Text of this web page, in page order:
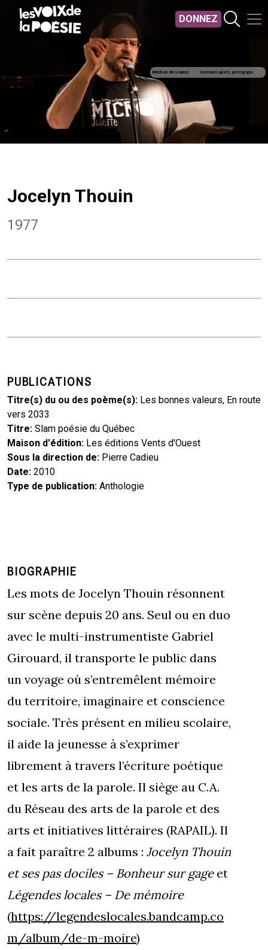
Aller au contenu principal
DONNEZ
Jocelyn Thouin
1977
Mention de source Normand Laporte, photographe
BIOGRAPHIE
Les mots de Jocelyn Thouin résonnent
sur scène depuis 20 ans. Seul ou en duo
avec le multi-instrumentiste Gabriel
Girouard, il transporte le public dans
un voyage où s’entremêlent mémoire
du territoire, imaginaire et conscience
sociale. Très présent en milieu scolaire,
il aide la jeunesse à s’exprimer
librement à travers l’écriture poétique
et les arts de la parole. Il siège au C.A.
du Réseau des arts de la parole et des
arts et initiatives littéraires (RAPAIL). Il
a fait paraître 2 albums : Jocelyn Thouin
et ses pas dociles – Bonheur sur gageet
Légendes locales – De mémoire
(https://legendeslocales.bandcamp.co
m/album/de-m-moire)
PUBLICATIONS
Titre(s) du ou des poème(s) Les bonnes valeurs, En route
vers 2033
Titre Slam poésie du Québec
Maison d'édition Les éditions Vents d'Ouest
Sous la direction de Pierre Cadieu
Date 2010
Type de publication Anthologie